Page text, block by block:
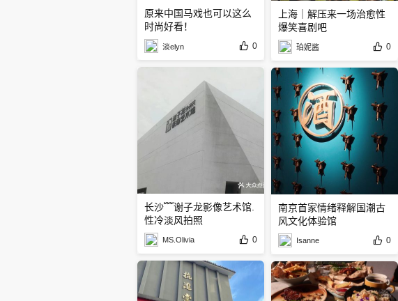
原来中国马戏也可以这么
时尚好看！
淡elyn 0
长沙﹌谢子龙影像艺术馆.
性冷淡风拍照
MS.Olivia 0
上海｜解压来一场治愈性
爆笑喜剧吧
珀妮酱 0
南京首家情绪释解国潮古
风文化体验馆️
Isanne 0